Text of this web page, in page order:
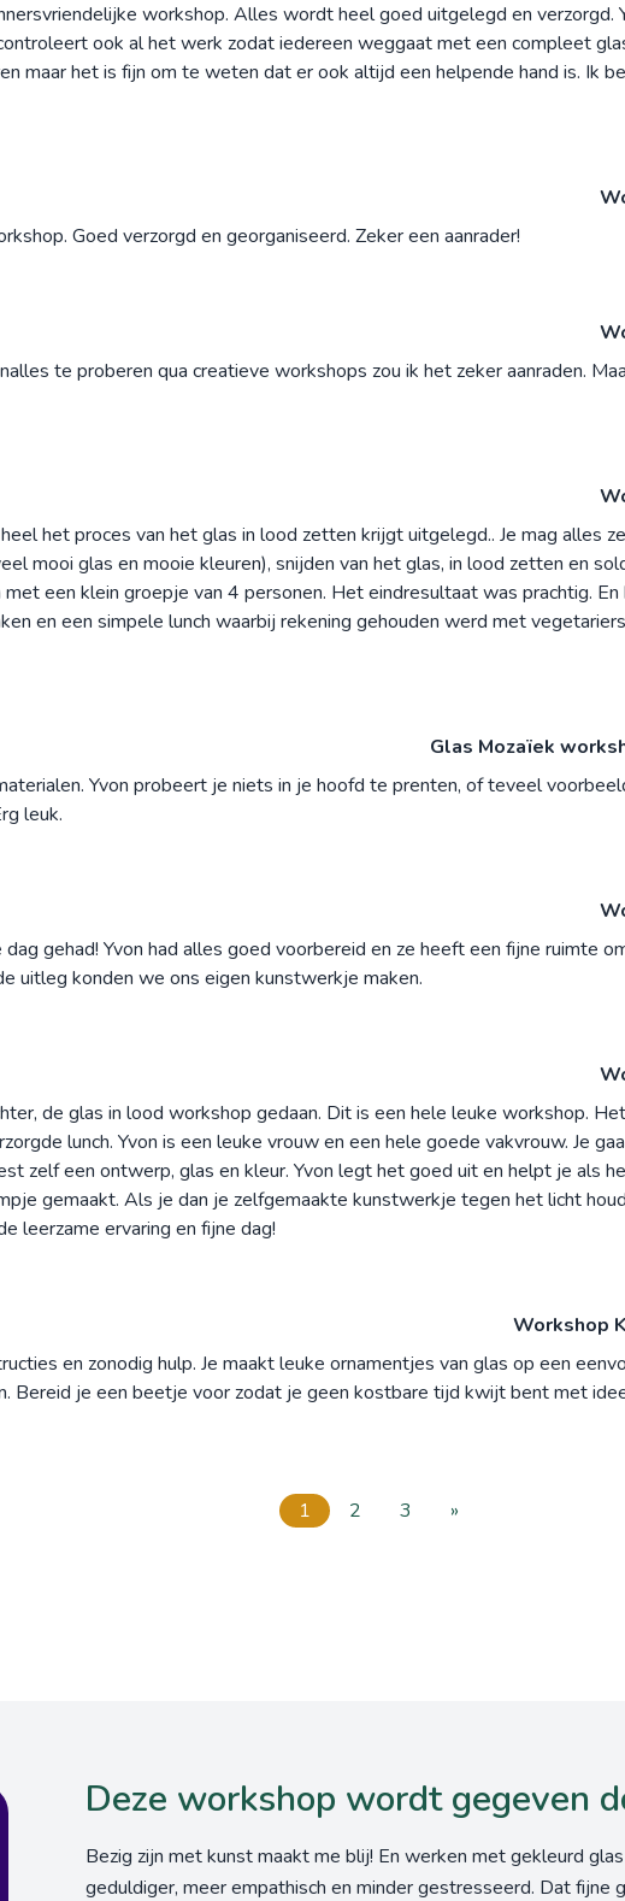
workshop. Alles wordt heel goed uitgelegd en verzorgd.
ook al het werk zodat iedereen weggaat met een compleet
maar het is fijn om te weten dat er ook altijd een helpende hand is. Ik
Goed verzorgd en georganiseerd. Zeker een aanrader!
te proberen qua creatieve workshops zou ik het zeker aanraden.
het proces van het glas in lood zetten krijgt uitgelegd.. Je mag alles
mooi glas en mooie kleuren), snijden van het glas, in lood zetten en
een klein groepje van 4 personen. Het eindresultaat was prachtig.
en een simpele lunch waarbij rekening gehouden werd met
Glas Mozaïek
Yvon probeert je niets in je hoofd te prenten, of teveel
leuk.
gehad! Yvon had alles goed voorbereid en ze heeft een fijne ruimte
uitleg konden we ons eigen kunstwerkje maken.
de glas in lood workshop gedaan. Dit is een hele leuke workshop.
lunch. Yvon is een leuke vrouw en een hele goede vakvrouw. Je
zelf een ontwerp, glas en kleur. Yvon legt het goed uit en helpt je als
gemaakt. Als je dan je zelfgemaakte kunstwerkje tegen het licht
leerzame ervaring en fijne dag!
Workshop
en zonodig hulp. Je maakt leuke ornamentjes van glas op een
Bereid je een beetje voor zodat je geen kostbare tijd kwijt bent met
1 2 3 »
Deze workshop wordt gegeven
Bezig zijn met kunst maakt me blij! En werken met gekleurd
geduldiger, meer empathisch en minder gestresseerd. Dat fijne